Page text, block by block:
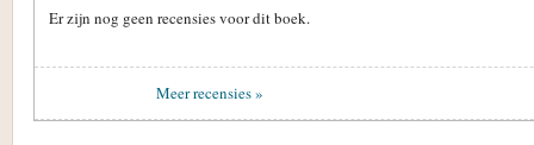
Er zijn nog geen recensies voor dit boek.
Meer recensies »